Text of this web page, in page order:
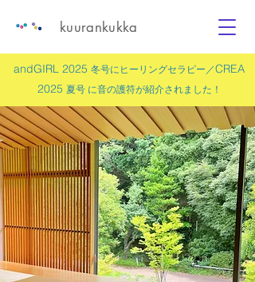
andGIRL 2025 冬号にヒーリングセラピー／CREA
2025 夏号 に音の護符が紹介されました！
kuurankukka